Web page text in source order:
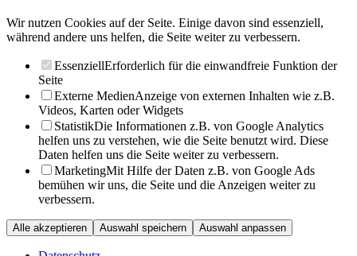
Wir nutzen Cookies auf der Seite. Einige davon sind essenziell,
während andere uns helfen, die Seite weiter zu verbessern.
EssenziellErforderlich für die einwandfreie Funktion der
Seite
Externe MedienAnzeige von externen Inhalten wie z.B.
Videos, Karten oder Widgets
StatistikDie Informationen z.B. von Google Analytics
helfen uns zu verstehen, wie die Seite benutzt wird. Diese
Daten helfen uns die Seite weiter zu verbessern.
MarketingMit Hilfe der Daten z.B. von Google Ads
bemühen wir uns, die Seite und die Anzeigen weiter zu
verbessern.
Alle akzeptieren Auswahl speichern Auswahl anpassen